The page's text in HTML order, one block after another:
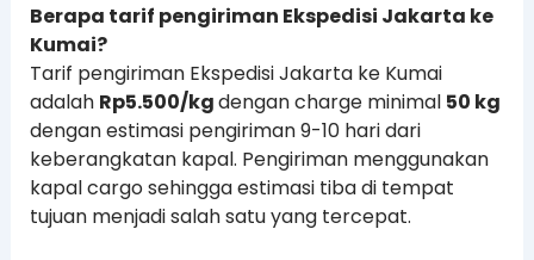
Berapa tarif pengiriman Ekspedisi Jakarta ke
Kumai?
Tarif pengiriman Ekspedisi Jakarta ke Kumai
adalah Rp5.500/kgdengan charge minimal 50 kg
dengan estimasi pengiriman 9-10 hari dari
keberangkatan kapal. Pengiriman menggunakan
kapal cargo sehingga estimasi tiba di tempat
tujuan menjadi salah satu yang tercepat.